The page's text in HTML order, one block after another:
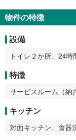
物件の特徴
設備
トイレ２か所、24
特徴
サービスルーム（納
キッチン
対面キッチン、食器